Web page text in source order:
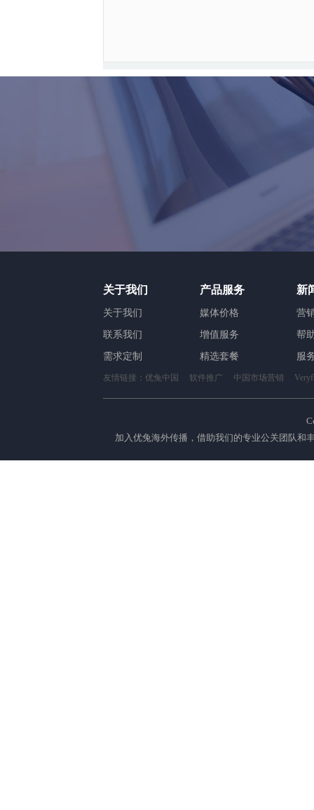
关于我们
关于我们
联系我们
需求定制
产品服务
媒体价格
增值服务
精选套餐
新
营
帮
服
友情链接： 优兔中国 软件推广 中国市场营销
加入优兔海外传播，借助我们的专业公关团队和